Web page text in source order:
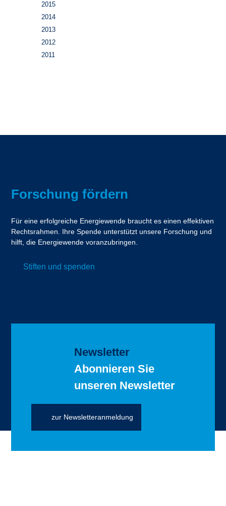
2015
2014
2013
2012
2011
Forschung fördern
Für eine erfolgreiche Energiewende braucht es einen effektiven
Rechtsrahmen. Ihre Spende unterstützt unsere Forschung und
hilft, die Energiewende voranzubringen.
Stiften und spenden
Newsletter
Abonnieren Sie
unseren Newsletter
zur Newsletteranmeldung